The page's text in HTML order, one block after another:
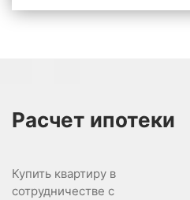
Расчет ипотеки
Купить квартиру в
сотрудничестве с